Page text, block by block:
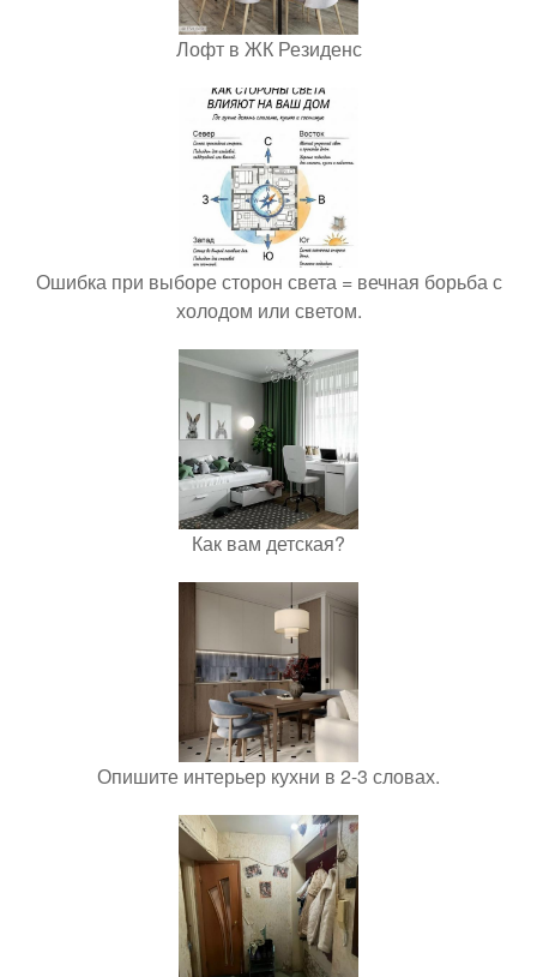
Лофт в ЖК Резиденс
Ошибка при выборе сторон света = вечная борьба с
холодом или светом.
Как вам детская?
Опишите интерьер кухни в 2-3 словах.